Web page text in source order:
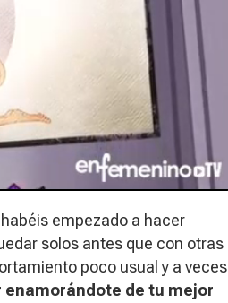
empezado a hacer
solos antes que con otras
poco usual y a veces
enamorándote de tu mejor